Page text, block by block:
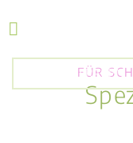
ANFRAGEN
FÜR